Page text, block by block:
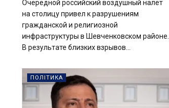
Очередной российский воздушный налет
на столицу привел к разрушениям
гражданской и религиозной
инфраструктуры в Шевченковском районе.
В результате близких взрывов...
ПОЛІТИКА